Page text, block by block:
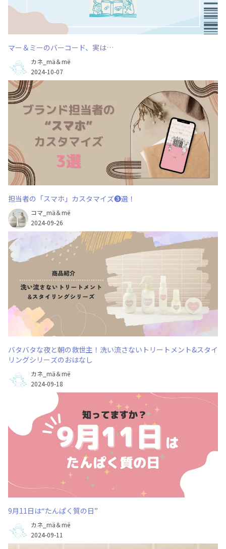
マー＆ミーのバーコード、実は…
カネ_mä＆më
2024-10-07
担当者の「スマホ」カスタマイズ❸選！
コマ_mä＆më
2024-09-26
バタバタな夜と朝の救世主！洗い流さないトリートメント&スタイ
リングシリーズのおはなし
カネ_mä＆më
2024-09-18
9月11日は“たんぱく質の日”
カネ_mä＆më
2024-09-11